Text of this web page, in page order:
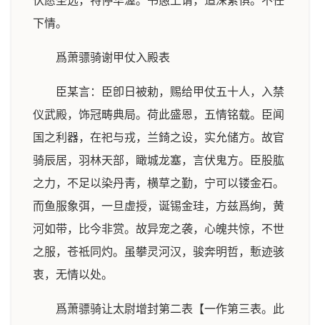
下情。
爲萧骠骑谢甲仗入殿表
臣某言：臣卽日被勅，赐给甲仗五十人，入禁
仪武殿，饰冠畴典局。荷此盛恩，五情铭载。臣闻
国之利器，在祀与戎，兰錡之设，实允储方。故官
骑辰居，羽林天部，瞰城龙塞，言伏鬼方。臣股肱
之力，不足以染丹靑，横草之勤，宁可以镂金石。
而鱼服象弭，一旦虚授，诞锡金珪，方兹爲绚，黄
河如带，比今非赏。故异宠之袭，心魄共惊，不世
之服，苍祗同灼。虽攀灵河汉，骏奔明哲，慙迹骇
衷，无情以处。
爲萧骠骑让太尉增封第二表【一作第三表。此